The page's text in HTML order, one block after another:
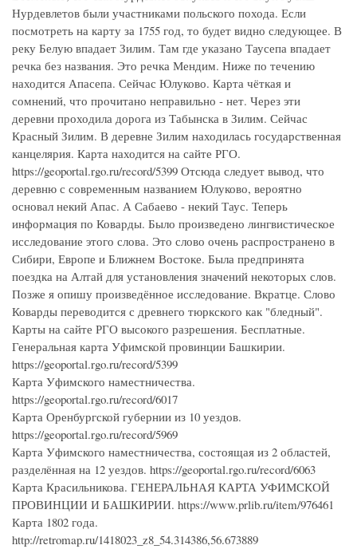
Нурдевлетов были участниками польского похода. Если
посмотреть на карту за 1755 год, то будет видно следующее. В
реку Белую впадает Зилим. Там где указано Таусепа впадает
речка без названия. Это речка Мендим. Ниже по течению
находится Апасепа. Сейчас Юлуково. Карта чёткая и
сомнений, что прочитано неправильно - нет. Через эти
деревни проходила дорога из Табынска в Зилим. Сейчас
Красный Зилим. В деревне Зилим находилась государственная
канцелярия. Карта находится на сайте РГО.
https://geoportal.rgo.ru/record/5399 Отсюда следует вывод, что
деревню с современным названием Юлуково, вероятно
основал некий Апас. А Сабаево - некий Таус. Теперь
информация по Коварды. Было произведено лингвистическое
исследование этого слова. Это слово очень распространено в
Сибири, Европе и Ближнем Востоке. Была предпринята
поездка на Алтай для установления значений некоторых слов.
Позже я опишу произведённое исследование. Вкратце. Слово
Коварды переводится с древнего тюркского как "бледный".
Карты на сайте РГО высокого разрешения. Бесплатные.
Генеральная карта Уфимской провинции Башкирии.
https://geoportal.rgo.ru/record/5399
Карта Уфимского наместничества.
https://geoportal.rgo.ru/record/6017
Карта Оренбургской губернии из 10 уездов.
https://geoportal.rgo.ru/record/5969
Карта Уфимского наместничества, состоящая из 2 областей,
разделённая на 12 уездов. https://geoportal.rgo.ru/record/6063
Карта Красильникова. ГЕНЕРАЛЬНАЯ КАРТА УФИМСКОЙ
ПРОВИНЦИИ И БАШКИРИИ. https://www.prlib.ru/item/976461
Карта 1802 года.
http://retromap.ru/1418023_z8_54.314386,56.673889